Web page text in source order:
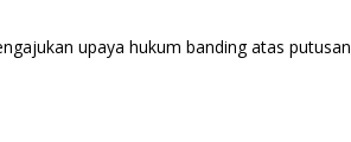
upaya hukum banding atas putusan